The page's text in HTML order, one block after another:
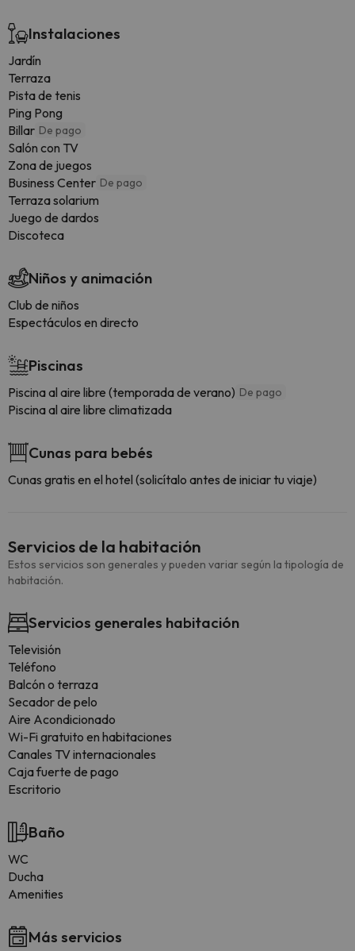
Instalaciones
Jardín
Terraza
Pista de tenis
Ping Pong
Billar De pago
Salón con TV
Zona de juegos
Business Center De pago
Terraza solarium
Juego de dardos
Discoteca
Niños y animación
Club de niños
Espectáculos en directo
Piscinas
Piscina al aire libre (temporada de verano) De pago
Piscina al aire libre climatizada
Cunas para bebés
Cunas gratis en el hotel (solicítalo antes de iniciar tu viaje)
Servicios de la habitación
Estos servicios son generales y pueden variar según la tipología de
habitación.
Servicios generales habitación
Televisión
Teléfono
Balcón o terraza
Secador de pelo
Aire Acondicionado
Wi-Fi gratuito en habitaciones
Canales TV internacionales
Caja fuerte de pago
Escritorio
Baño
WC
Ducha
Amenities
Más servicios